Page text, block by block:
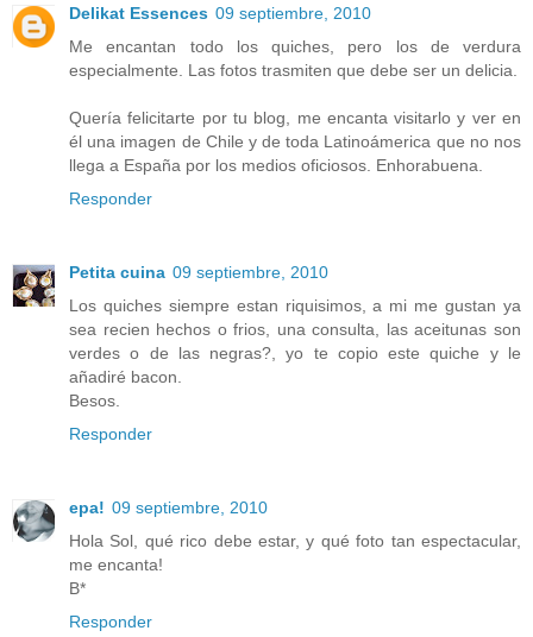
Delikat Essences 09 septiembre, 2010
Me encantan todo los quiches, pero los de verdura
especialmente. Las fotos trasmiten que debe ser un delicia.
Quería felicitarte por tu blog, me encanta visitarlo y ver en
él una imagen de Chile y de toda Latinoámerica que no nos
llega a España por los medios oficiosos. Enhorabuena.
Responder
Petita cuina 09 septiembre, 2010
Los quiches siempre estan riquisimos, a mi me gustan ya
sea recien hechos o frios, una consulta, las aceitunas son
verdes o de las negras?, yo te copio este quiche y le
añadiré bacon.
Besos.
Responder
epa! 09 septiembre, 2010
Hola Sol, qué rico debe estar, y qué foto tan espectacular,
me encanta!
B*
Responder